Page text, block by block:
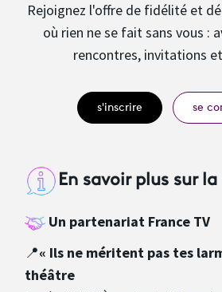
Rejoignez l'offre de fidélité et
où rien ne se fait sans vous :
rencontres, invitations
s'inscrire se
En savoir plus sur
Un partenariat France TV
📍« Ils ne méritent pas tes
théâtre